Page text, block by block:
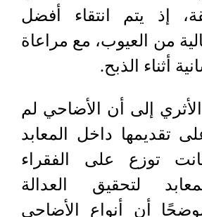
إذ يتم انتقاء أفضل
من العيوب، مع مراعاة
أثناء الذبح.
إلى أن الأضاحي لم
تقديمها داخل المعابد
توزع على الفقراء
لتحقيق العدالة
موضحًا أن أنواع الأضاحي